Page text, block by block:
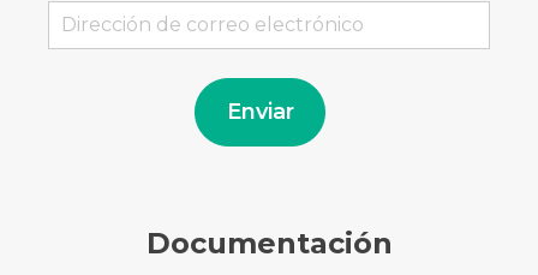
Dirección
Enviar
Documentación